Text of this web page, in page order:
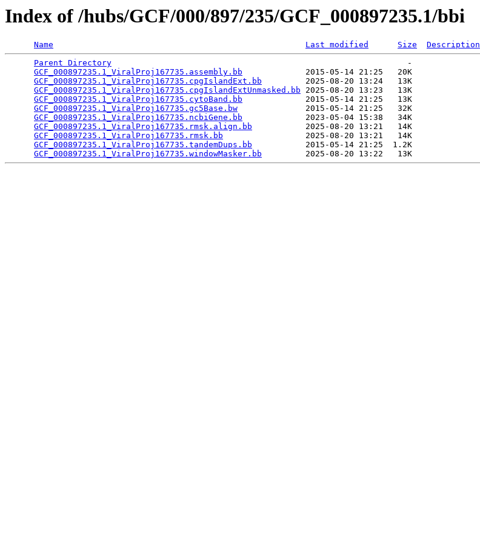
Index of /hubs/GCF/000/897/235/GCF_000897235.1/bbi
Name Last modified Size
Description
Parent Directory
                                                             -
GCF_000897235.1_ViralProj167735.assembly.bb
             2015-05-14 21:25   20K
GCF_000897235.1_ViralProj167735.cpgIslandExt.bb
         2025-08-20 13:24   13K
GCF_000897235.1_ViralProj167735.cpgIslandExtUnmasked.bb 2025-08-20 13:23   13K
GCF_000897235.1_ViralProj167735.cytoBand.bb
             2015-05-14 21:25   13K
GCF_000897235.1_ViralProj167735.gc5Base.bw
              2015-05-14 21:25   32K
GCF_000897235.1_ViralProj167735.ncbiGene.bb
             2023-05-04 15:38   34K
GCF_000897235.1_ViralProj167735.rmsk.align.bb
           2025-08-20 13:21   14K
GCF_000897235.1_ViralProj167735.rmsk.bb
                 2025-08-20 13:21   14K
GCF_000897235.1_ViralProj167735.tandemDups.bb
           2015-05-14 21:25  1.2K
GCF_000897235.1_ViralProj167735.windowMasker.bb